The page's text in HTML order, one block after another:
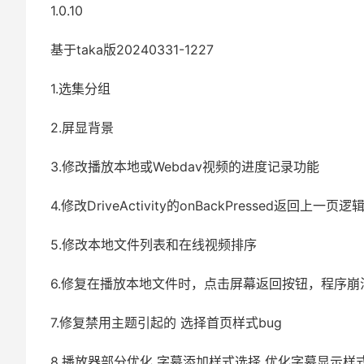
1.0.10
基于taka版20240331-1227
1.选集分组
2.屏显背景
3.修改播放本地或Webdav视频的进度记录功能
4.修改DriveActivity的onBackPressed返回上一页逻辑
5.修改本地文件列表和在线视频排序
6.修复在播放本地文件时，点击屏幕返回按钮，程序崩
7.修复禁用主题引起的 选择首页样式bug